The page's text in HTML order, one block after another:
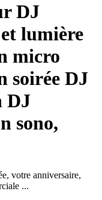
DJ
lumière
micro
soirée DJ
DJ
sono,
votre anniversaire,
...